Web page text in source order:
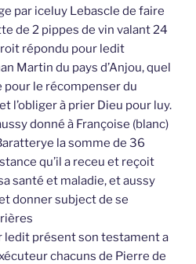
par iceluy Lebascle de faire
de 2 pippes de vin valant 24
répondu pour ledit
Martin du pays d’Anjou, quel
le récompenser du
l’obliger à prier Dieu pour luy.
donné à Françoise (blanc)
la somme de 36
qu’il a receu et reçoit
santé et maladie, et aussy
donner subject de se
ledit présent son testament a
chacuns de Pierre de